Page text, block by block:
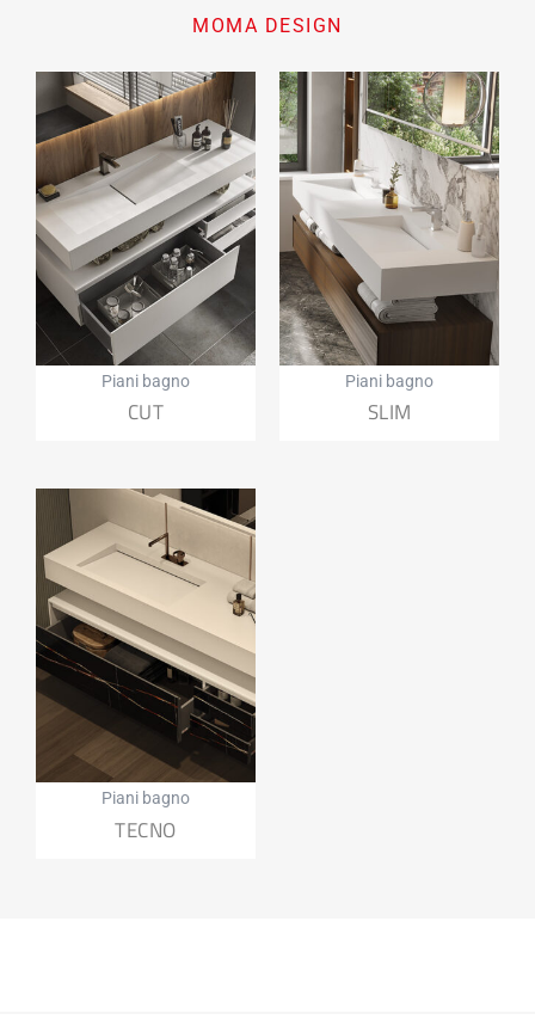
MOMA DESIGN
Piani bagno
CUT
Piani bagno
SLIM
Piani bagno
TECNO